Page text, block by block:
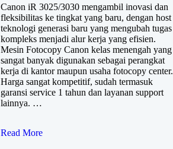
Canon iR 3025/3030 mengambil inovasi dan
fleksibilitas ke tingkat yang baru, dengan host
teknologi generasi baru yang mengubah tugas
kompleks menjadi alur kerja yang efisien.
Mesin Fotocopy Canon kelas menengah yang
sangat banyak digunakan sebagai perangkat
kerja di kantor maupun usaha fotocopy center.
Harga sangat kompetitif, sudah termasuk
garansi service 1 tahun dan layanan support
lainnya. …
Canon
Read More